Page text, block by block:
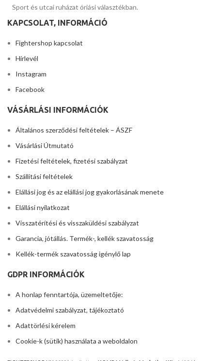
Sport és utcai ruházat óriási választékban.
KAPCSOLAT, INFORMÁCIÓ
Fightershop kapcsolat
Hírlevél
Instagram
Facebook
VÁSÁRLÁSI INFORMÁCIÓK
Általános szerződési feltételek – ÁSZF
Vásárlási Útmutató
Fizetési feltételek, fizetési szabályzat
Szállítási feltételek
Elállási jog és az elállási jog gyakorlásának menete
Elállási nyilatkozat
Visszatérítési és visszaküldési szabályzat
Garancia, jótállás. Termék-, kellék szavatosság
Kellék-termék szavatosság igénylő lap
GDPR INFORMÁCIÓK
A honlap fenntartója, üzemeltetője:
Adatvédelmi szabályzat, tájékoztató
Adattörlési kérelem
Cookie-k (sütik) használata a weboldalon